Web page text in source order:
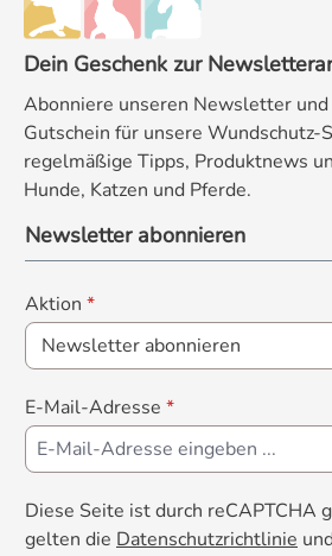
Dein Geschenk zur
Abonniere unseren Newsletter
Gutschein für unsere Wundschutz-
regelmäßige Tipps, Produktnews
Hunde, Katzen und Pferde.
Newsletter abonnieren
Aktion *
E-Mail-Adresse *
Diese Seite ist durch reCAPTCHA
gelten die Datenschutzrichtlinie